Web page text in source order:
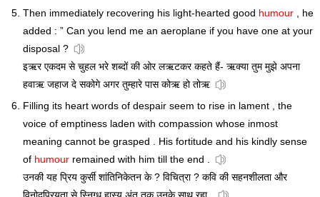
Then immediately recovering his light-hearted good humour , he
added : ” Can you lend me an aeroplane if you have one at your
disposal ?
इऋर एकदम से चुहल भरे शब्दों की ओर लऋटकर कहते हैं- ऋक्या तुम मुझे अपना
हवाऋ जहाज दे सकोगे अगर तुम्हारे पास कोऋ हो तोऋ
Filling its heart words of despair seem to rise in lament , the
voice of emptiness laden with compassion whose inmost
meaning cannot be grasped . His fortitude and his kindly sense
of humour remained with him till the end .
उनकी यह प्रिय कुर्सी शांतिनिकेतन के ? विचित्रा ? कवि की सहनशीलता और